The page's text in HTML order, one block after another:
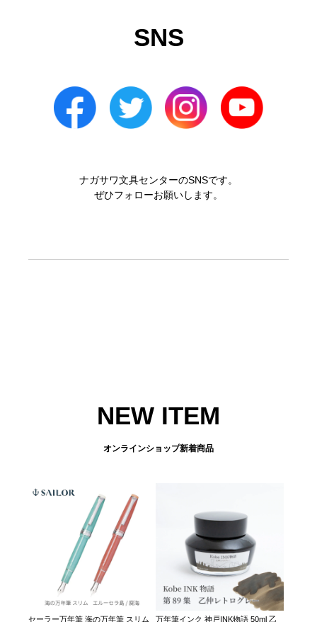
SNS
ナガサワ文具センターのSNSです。
ぜひフォローお願いします。
NEW ITEM
オンラインショップ新着商品
セーラー万年筆 海の万年筆 スリム
万年筆インク 神戸INK物語 50ml 乙